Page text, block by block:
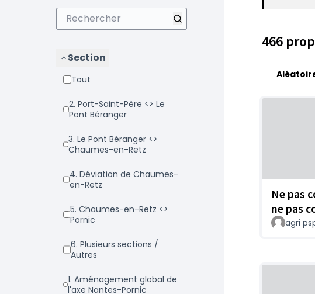
Section
Tout
2. Port-Saint-Père <> Le
Pont Béranger
3. Le Pont Béranger <>
Chaumes-en-Retz
4. Déviation de Chaumes-
en-Retz
5. Chaumes-en-Retz <>
Pornic
6. Plusieurs sections /
Autres
1. Aménagement global de
l'axe Nantes-Pornic
466
Ne pas
ne pas
agri